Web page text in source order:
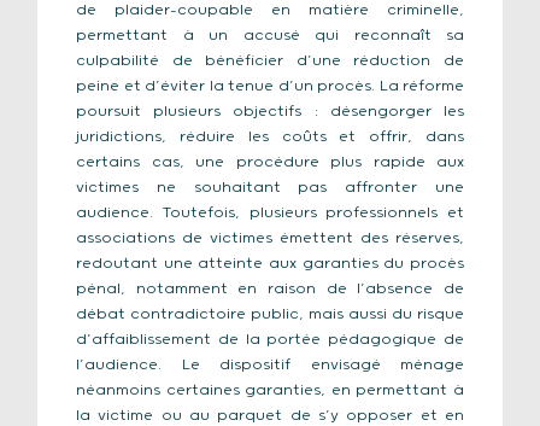
de plaider-coupable en matière criminelle,
permettant à un accusé qui reconnaît sa
culpabilité de bénéficier d’une réduction de
peine et d’éviter la tenue d’un procès. La réforme
poursuit plusieurs objectifs : désengorger les
juridictions, réduire les coûts et offrir, dans
certains cas, une procédure plus rapide aux
victimes ne souhaitant pas affronter une
audience. Toutefois, plusieurs professionnels et
associations de victimes émettent des réserves,
redoutant une atteinte aux garanties du procès
pénal, notamment en raison de l’absence de
débat contradictoire public, mais aussi du risque
d’affaiblissement de la portée pédagogique de
l’audience. Le dispositif envisagé ménage
néanmoins certaines garanties, en permettant à
la victime ou au parquet de s’y opposer et en